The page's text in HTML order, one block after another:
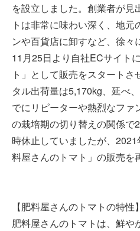
を設立しました。創業者が見
トは非常に味わい深く、地
ンや百貨店に卸すなど、徐
11月25日より自社ECサイト
ト」として販売をスタート
タル出荷量は5,170kg、延べ
でにリピーターや熱烈なファ
の栽培期の切り替えの関係で
時休止していましたが、
料屋さんのトマト」の販売を
【肥料屋さんのトマトの特性】
肥料屋さんのトマトは、鮮や